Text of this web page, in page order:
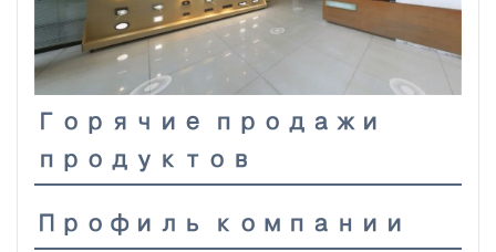
Горячие продажи
продуктов
Профиль компании